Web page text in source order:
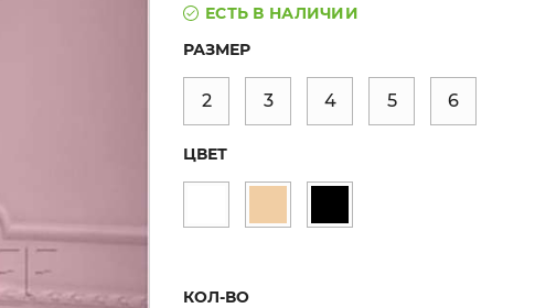
ЕСТЬ В НАЛИЧИИ
РАЗМЕР
2 3 4 5 6
ЦВЕТ
КОЛ-ВО